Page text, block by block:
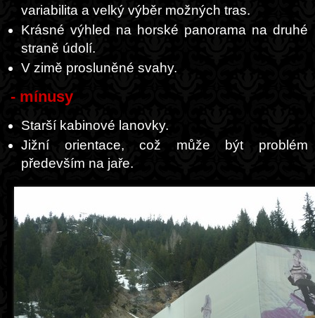
variabilita a velký výběr možných tras.
Krásné výhled na horské panorama na druhé
straně údolí.
V zimě prosluněné svahy.
- mínusy
Starší kabinové lanovky.
Jižní orientace, což může být problém
především na jaře.